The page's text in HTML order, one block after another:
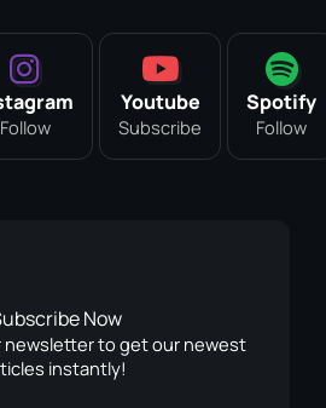
Follow
Youtube
Subscribe
Spotify
Follow
Now
newsletter to get our newest
instantly!